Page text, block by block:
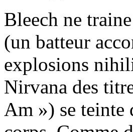
Bleech ne
(un batteur
explosions
Nirvana des
Am ») se teinte